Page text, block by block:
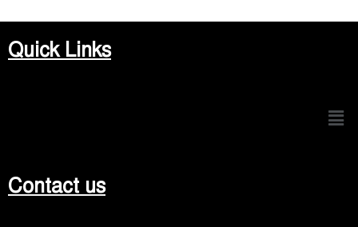
Quick Links
Contact us